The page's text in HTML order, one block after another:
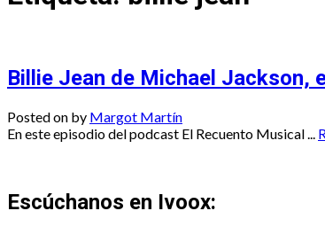
Billie Jean de Michael Jackson,
Posted on by Margot Martín
En este episodio del podcast El Recuento Musical ...
Escúchanos en Ivoox: